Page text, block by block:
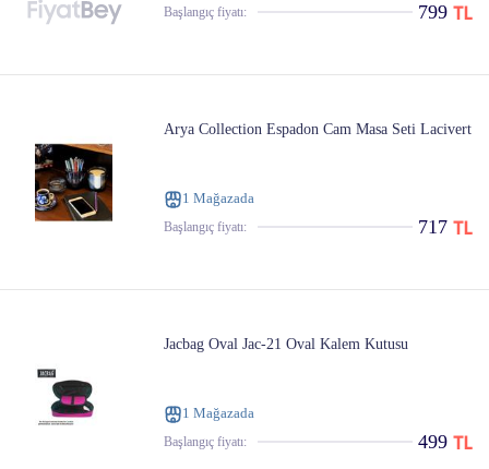
Başlangıç ​​fiyatı: 799
Arya Collection Espadon Cam Masa Seti Lacivert
1 Mağazada
Başlangıç ​​fiyatı: 717
Jacbag Oval Jac-21 Oval Kalem Kutusu
1 Mağazada
Başlangıç ​​fiyatı: 499